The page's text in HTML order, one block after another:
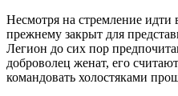
Несмотря на стремление
прежнему закрыт для
Легион до сих пор
доброволец женат, его
командовать холостяками